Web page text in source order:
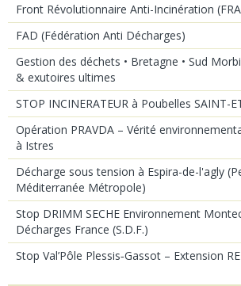
Front Révolutionnaire Anti-Incinération
FAD (Fédération Anti Décharges)
Gestion des déchets • Bretagne • Sud
& exutoires ultimes
STOP INCINERATEUR à Poubelles SAINT-
Opération PRAVDA – Vérité
à Istres
Décharge sous tension à Espira-de-l'agly
Méditerranée Métropole)
Stop DRIMM SECHE Environnement
Décharges France (S.D.F.)
Stop Val’Pôle Plessis‑Gassot – Extension